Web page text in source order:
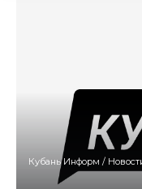
Кубань Информ /